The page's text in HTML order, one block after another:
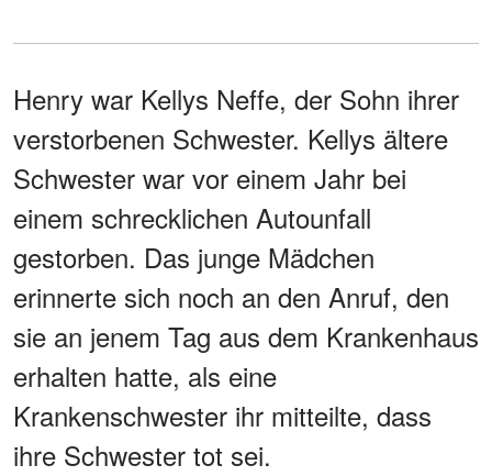
Henry war Kellys Neffe, der Sohn ihrer
verstorbenen Schwester. Kellys ältere
Schwester war vor einem Jahr bei
einem schrecklichen Autounfall
gestorben. Das junge Mädchen
erinnerte sich noch an den Anruf, den
sie an jenem Tag aus dem Krankenhaus
erhalten hatte, als eine
Krankenschwester ihr mitteilte, dass
ihre Schwester tot sei.